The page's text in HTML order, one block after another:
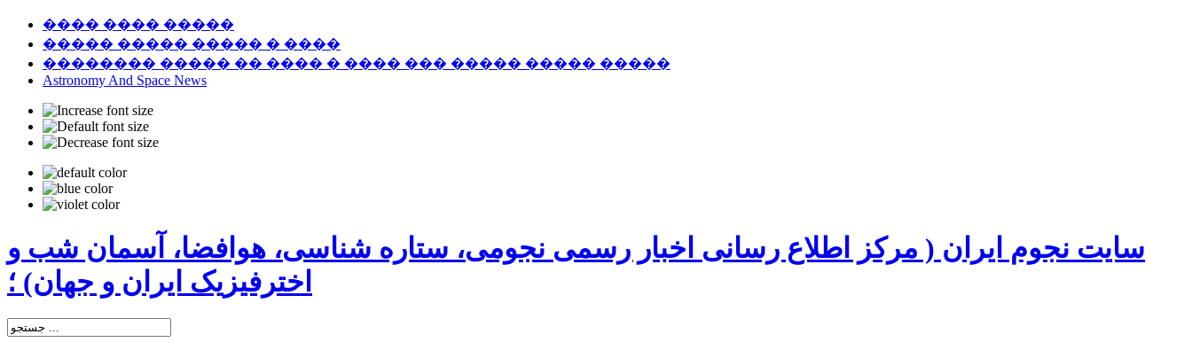
���� ���� �����
����� ����� ����� � ����
�������� ����� �� ���� � ���� ��� ����� ����� �����
Astronomy And Space News
سایت نجوم ایران ( مرکز اطلاع رسانی اخبار رسمی نجومی، ستاره شناسی، هوافضا، آسمان شب و
اخترفیزیک ایران و جهان) ؛